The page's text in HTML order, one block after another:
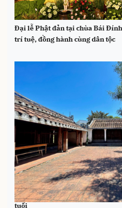
Đại lễ Phật đản tại chùa Bái
trí tuệ, đồng hành cùng dân tộc
Vẻ đẹp rêu phong, cổ kính của
tuổi